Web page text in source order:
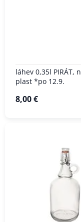
láhev 0,35l PIRÁT,
plast *po 12.9.
8,00 €